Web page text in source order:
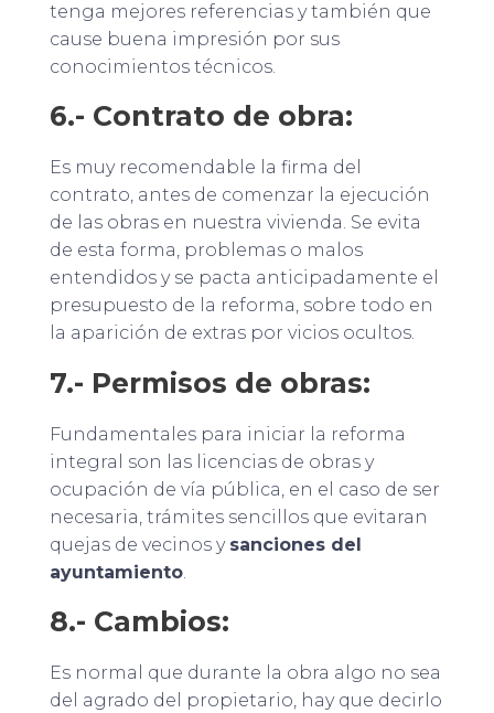
tenga mejores referencias y también que
cause buena impresión por sus
conocimientos técnicos.
6.- Contrato de obra:
Es muy recomendable la firma del
contrato, antes de comenzar la ejecución
de las obras en nuestra vivienda. Se evita
de esta forma, problemas o malos
entendidos y se pacta anticipadamente el
presupuesto de la reforma, sobre todo en
la aparición de extras por vicios ocultos.
7.- Permisos de obras:
Fundamentales para iniciar la reforma
integral son las licencias de obras y
ocupación de vía pública, en el caso de ser
necesaria, trámites sencillos que evitaran
quejas de vecinos y sanciones del
ayuntamiento.
8.- Cambios:
Es normal que durante la obra algo no sea
del agrado del propietario, hay que decirlo